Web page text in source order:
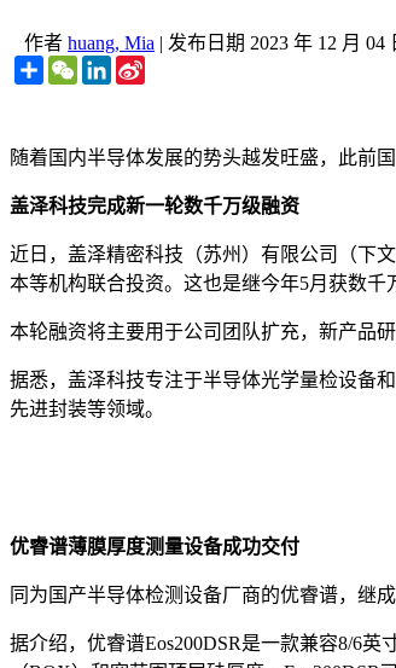
作者 huang, Mia | 发布日期 2023 年 12 月 04
ShareWeChatLinkedIn
随着国内半导体发展的势头越发旺盛，此前
盖泽科技完成新一轮数千万级融资
近日，盖泽精密科技（苏州）有限公司（下
本等机构联合投资。这也是继今年5月获数千
本轮融资将主要用于公司团队扩充，新产品
据悉，盖泽科技专注于半导体光学量检设备
先进封装等领域。
优睿谱薄膜厚度测量设备成功交付
同为国产半导体检测设备厂商的优睿谱，继
据介绍，优睿谱Eos200DSR是一款兼容8/6